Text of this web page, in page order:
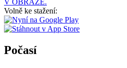
V OBRAZE.
Volně ke stažení:
Počasí